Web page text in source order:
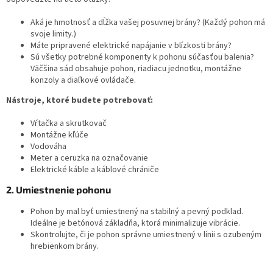
Aká je hmotnosť a dĺžka vašej posuvnej brány? (Každý pohon má
svoje limity.)
Máte pripravené elektrické napájanie v blízkosti brány?
Sú všetky potrebné komponenty k pohonu súčasťou balenia?
Väčšina sád obsahuje pohon, riadiacu jednotku, montážne
konzoly a diaľkové ovládače.
Nástroje, ktoré budete potrebovať:
Vŕtačka a skrutkovač
Montážne kľúče
Vodováha
Meter a ceruzka na označovanie
Elektrické káble a káblové chrániče
2. Umiestnenie pohonu
Pohon by mal byť umiestnený na stabilný a pevný podklad.
Ideálne je betónová základňa, ktorá minimalizuje vibrácie.
Skontrolujte, či je pohon správne umiestnený v línii s ozubeným
hrebienkom brány.